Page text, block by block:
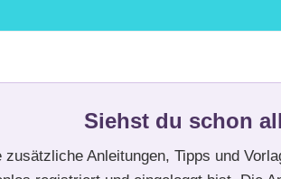
Siehst du schon
zusätzliche Anleitungen, Tipps und